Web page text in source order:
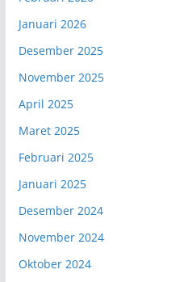
Januari 2026
Desember 2025
November 2025
April 2025
Maret 2025
Februari 2025
Januari 2025
Desember 2024
November 2024
Oktober 2024